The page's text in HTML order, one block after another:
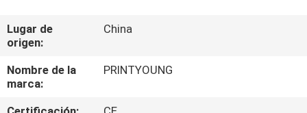
VÍDEOS
SOBRE
NOSOTROS
Lugar de
origen:
China
Nombre de la
marca:
PRINTYOUNG